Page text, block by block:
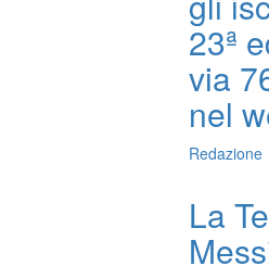
23ª
via
nel
Redazione
La